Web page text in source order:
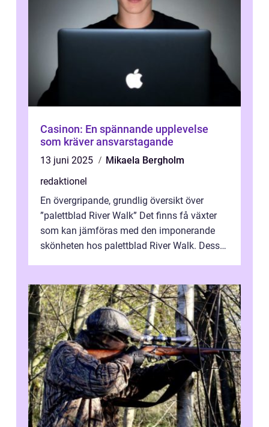
Casinon: En spännande upplevelse
som kräver ansvarstagande
13 juni 2025
Mikaela Bergholm
redaktionel
En övergripande, grundlig översikt över
”palettblad River Walk” Det finns få växter
som kan jämföras med den imponerande
skönheten hos palettblad River Walk. Dess